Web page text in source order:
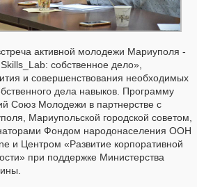
активной молодежи Мариуполя -
собственное дело»,
и совершенствования необходимых
дела навыков. Программу
Союз Молодежи в партнерстве с
Мариупольской городской советом,
Фондом народонаселения ООН
и Центром «Развитие корпоративной
при поддержке Министерства